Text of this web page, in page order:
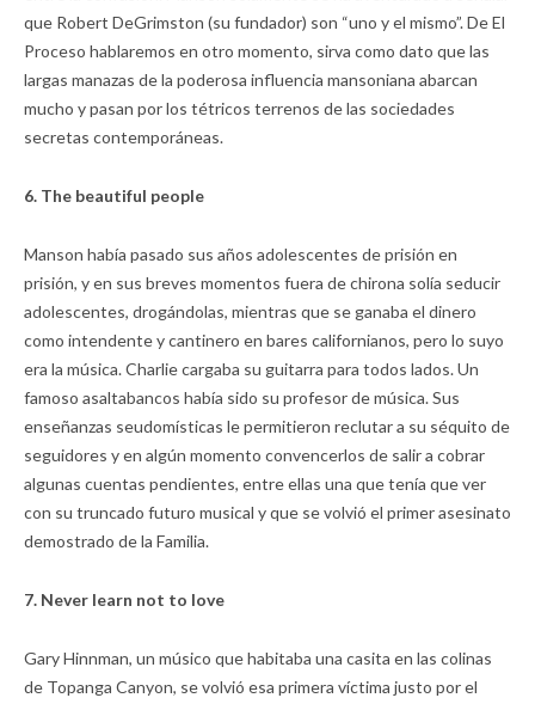
que Robert DeGrimston (su fundador) son “uno y el mismo”. De El
Proceso hablaremos en otro momento, sirva como dato que las
largas manazas de la poderosa influencia mansoniana abarcan
mucho y pasan por los tétricos terrenos de las sociedades
secretas contemporáneas.
6. The beautiful people
Manson había pasado sus años adolescentes de prisión en
prisión, y en sus breves momentos fuera de chirona solía seducir
adolescentes, drogándolas, mientras que se ganaba el dinero
como intendente y cantinero en bares californianos, pero lo suyo
era la música. Charlie cargaba su guitarra para todos lados. Un
famoso asaltabancos había sido su profesor de música. Sus
enseñanzas seudomísticas le permitieron reclutar a su séquito de
seguidores y en algún momento convencerlos de salir a cobrar
algunas cuentas pendientes, entre ellas una que tenía que ver
con su truncado futuro musical y que se volvió el primer asesinato
demostrado de la Familia.
7. Never learn not to love
Gary Hinnman, un músico que habitaba una casita en las colinas
de Topanga Canyon, se volvió esa primera víctima justo por el